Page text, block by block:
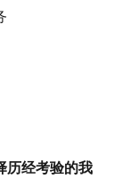
历经考验的我